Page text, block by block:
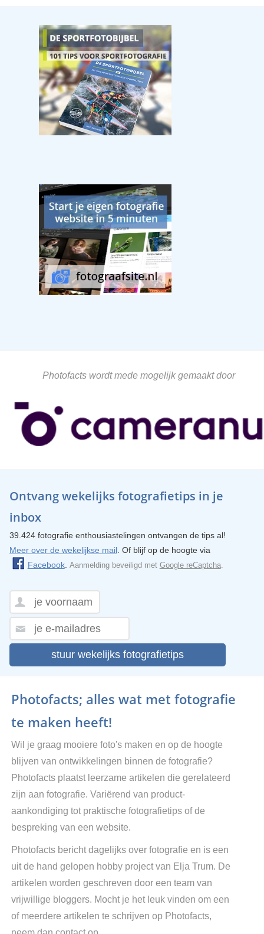
Photofacts wordt mede mogelijk gemaakt door
Ontvang wekelijks fotografietips in je
inbox
39.424 fotografie enthousiastelingen ontvangen de tips al!
Meer over de wekelijkse mail. Of blijf op de hoogte via
Facebook. Aanmelding beveiligd met Google reCaptcha.
stuur wekelijks fotografietips
Photofacts; alles wat met fotografie
te maken heeft!
Wil je graag mooiere foto's maken en op de hoogte
blijven van ontwikkelingen binnen de fotografie?
Photofacts plaatst leerzame artikelen die gerelateerd
zijn aan fotografie. Variërend van product-
aankondiging tot praktische fotografietips of de
bespreking van een website.
Photofacts bericht dagelijks over fotografie en is een
uit de hand gelopen hobby project van Elja Trum. De
artikelen worden geschreven door een team van
vrijwillige bloggers. Mocht je het leuk vinden om een
of meerdere artikelen te schrijven op Photofacts,